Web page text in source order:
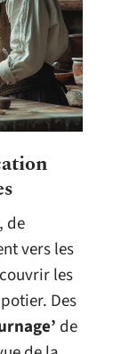
de
vers les
les
Des
de